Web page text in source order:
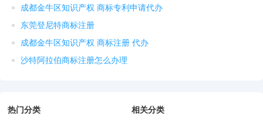
成都金牛区知识产权 商标专利申请代办
东莞登尼特商标注册
成都金牛区知识产权 商标注册 代办
沙特阿拉伯商标注册怎么办理
热门分类
相关分类